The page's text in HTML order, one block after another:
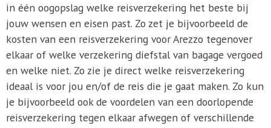
in één oogopslag welke reisverzekering het beste bij
jouw wensen en eisen past. Zo zet je bijvoorbeeld de
kosten van een reisverzekering voor Arezzo tegenover
elkaar of welke verzekering diefstal van bagage vergoed
en welke niet. Zo zie je direct welke reisverzekering
ideaal is voor jou en/of de reis die je gaat maken. Zo kun
je bijvoorbeeld ook de voordelen van een doorlopende
reisverzekering tegen elkaar afwegen of verschillende